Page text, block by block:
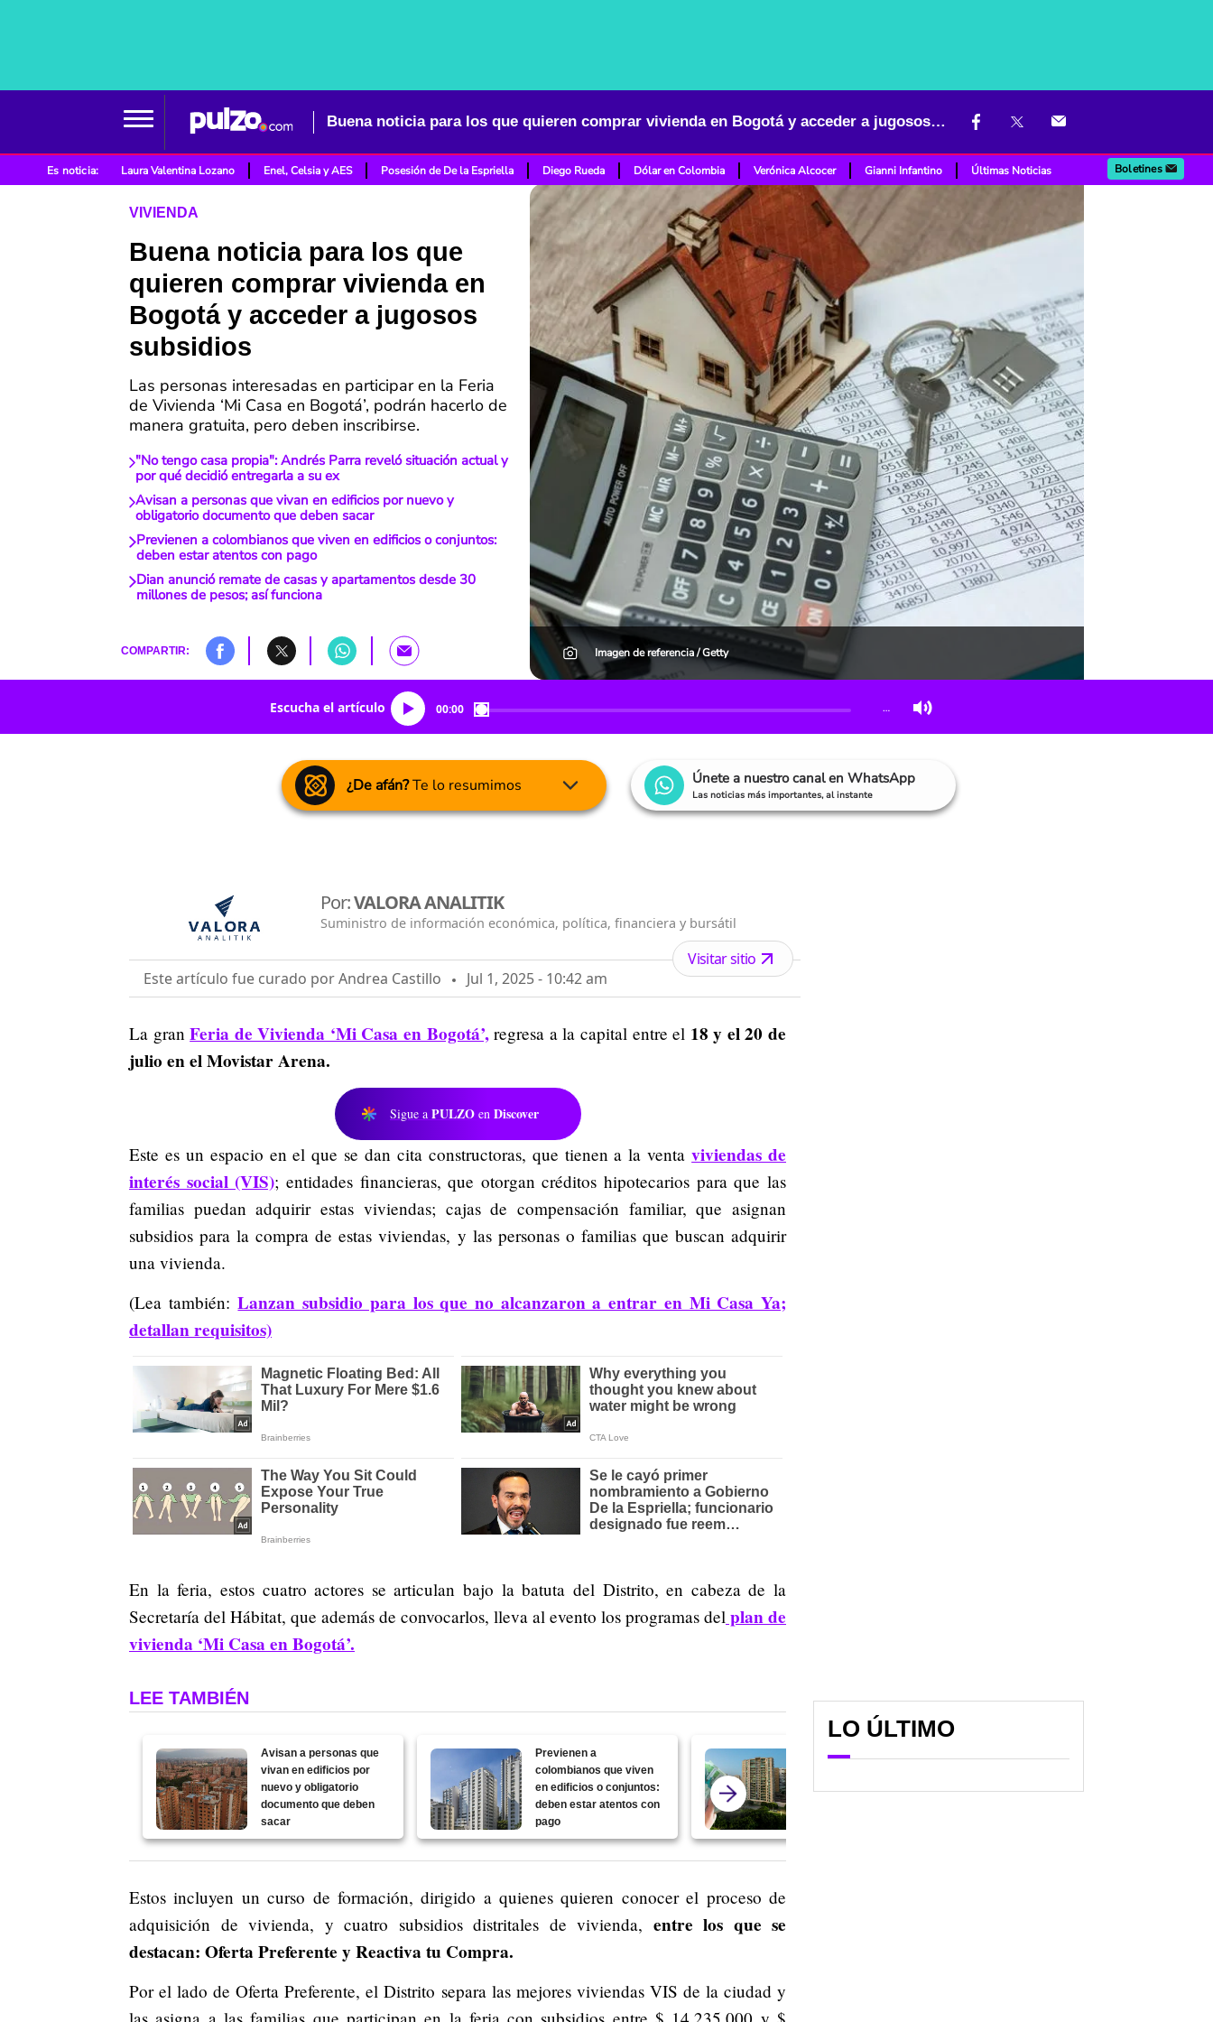
Buena noticia para los que quieren comprar vivienda en Bogotá y acceder a jugosos subsidios
Es noticia: Laura Valentina Lozano Enel, Celsia y AES Posesión de De la Espriella Diego Rueda Dólar en Colombia Verónica Alcocer Gianni Infantino Últimas Noticias Boletines
VIVIENDA
Buena noticia para los que
quieren comprar vivienda en
Bogotá y acceder a jugosos
subsidios
Las personas interesadas en participar en la Feria
de Vivienda ‘Mi Casa en Bogotá’, podrán hacerlo de
manera gratuita, pero deben inscribirse.
"No tengo casa propia": Andrés Parra reveló situación actual y
por qué decidió entregarla a su ex
Avisan a personas que vivan en edificios por nuevo y
obligatorio documento que deben sacar
Previenen a colombianos que viven en edificios o conjuntos:
deben estar atentos con pago
Dian anunció remate de casas y apartamentos desde 30
millones de pesos; así funciona
COMPARTIR: Imagen de referencia / Getty
Escucha el artículo 00:00 …
¿De afán?Te lo resumimos Únete a nuestro canal en WhatsApp
Las noticias más importantes, al instante
Por:VALORA ANALITIK
Suministro de información económica, política, financiera y bursátil
Este artículo fue curado por Andrea Castillo Jul 1, 2025 - 10:42 am
Visitar sitio
La granFeria de Vivienda ‘Mi Casa en Bogotá’,regresa a la capital entre el 18 y el 20 de
julio en el Movistar Arena.
Sigue a PULZO en Discover
Este es un espacio en el que se dan cita constructoras, que tienen a la ventaviviendas de
interés social (VIS); entidades financieras, que otorgan créditos hipotecarios para que las
familias puedan adquirir estas viviendas; cajas de compensación familiar, que asignan
subsidios para la compra de estas viviendas, y las personas o familias que buscan adquirir
una vivienda.
(Lea también:Lanzan subsidio para los que no alcanzaron a entrar en Mi Casa Ya;
detallan requisitos)
En la feria, estos cuatro actores se articulan bajo la batuta del Distrito, en cabeza de la
Secretaría del Hábitat, que además de convocarlos, lleva al evento los programas del plan de
vivienda ‘Mi Casa en Bogotá’.
LEE TAMBIÉN
Avisan a personas que
vivan en edificios por
nuevo y obligatorio
documento que deben
sacar
Previenen a
colombianos que viven
en edificios o conjuntos:
deben estar atentos con
pago
Dian anunció remate de
Estos incluyen un curso de formación, dirigido a quienes quieren conocer el proceso de
adquisición de vivienda, y cuatro subsidios distritales de vivienda, entre los que se
destacan: Oferta Preferente y Reactiva tu Compra.
Por el lado de Oferta Preferente, el Distrito separa las mejores viviendas VIS de la ciudad y
LO ÚLTIMO